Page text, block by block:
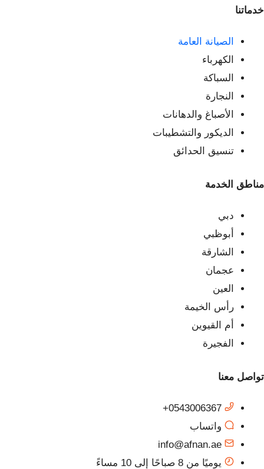
خدماتنا
الصيانة العامة
الكهرباء
السباكة
النجارة
الأصباغ والدهانات
الديكور والتشطيبات
تنسيق الحدائق
مناطق الخدمة
دبي
أبوظبي
الشارقة
عجمان
العين
رأس الخيمة
أم القيوين
الفجيرة
تواصل معنا
0543006367+
واتساب
info@afnan.ae
يوميًا من 8 صباحًا إلى 10 مساءً